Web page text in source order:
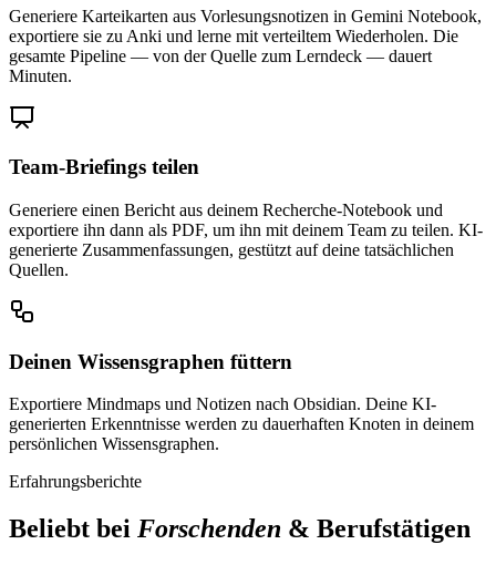
Generiere Karteikarten aus Vorlesungsnotizen in Gemini Notebook,
exportiere sie zu Anki und lerne mit verteiltem Wiederholen. Die
gesamte Pipeline — von der Quelle zum Lerndeck — dauert
Minuten.
Team-Briefings teilen
Generiere einen Bericht aus deinem Recherche-Notebook und
exportiere ihn dann als PDF, um ihn mit deinem Team zu teilen. KI-
generierte Zusammenfassungen, gestützt auf deine tatsächlichen
Quellen.
Deinen Wissensgraphen füttern
Exportiere Mindmaps und Notizen nach Obsidian. Deine KI-
generierten Erkenntnisse werden zu dauerhaften Knoten in deinem
persönlichen Wissensgraphen.
Erfahrungsberichte
Beliebt bei Forschenden & Berufstätigen